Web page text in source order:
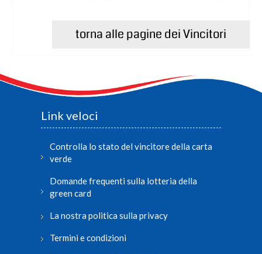
torna alle pagine dei Vincitori
Link veloci
Controlla lo stato del vincitore della carta
verde
Domande frequenti sulla lotteria della
green card
La nostra politica sulla privacy
Termini e condizioni